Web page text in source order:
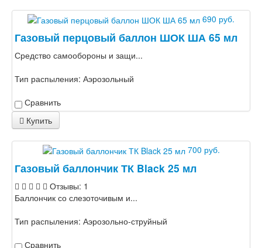
690 руб.
Газовый перцовый баллон ШОК ША 65 мл
Средство самообороны и защи...
Тип распыления: Аэрозольный
Сравнить
Купить
700 руб.
Газовый баллончик ТК Black 25 мл
Отзывы: 1
Баллончик со слезоточивым и...
Тип распыления: Аэрозольно-струйный
Сравнить